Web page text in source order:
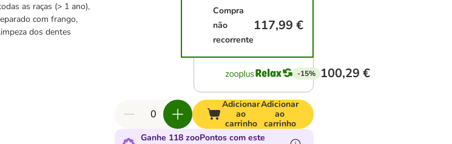
as raças (> 1 ano),
com frango,
dos dentes
Compra
não
recorrente
117,99 €
-15% 100,29 €
Adicionar
ao
carrinho
Adicionar
ao
carrinho
Ganhe 118 zooPontos com este